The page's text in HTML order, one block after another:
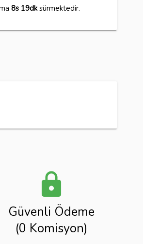
8s 19dksürmektedir.
lock
Güvenli Ödeme
(0 Komisyon)